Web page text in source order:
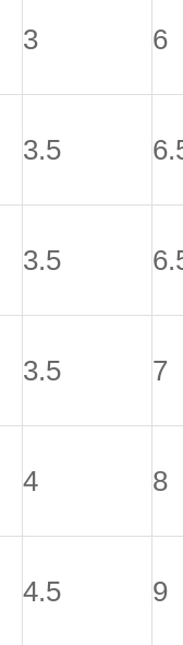
3 6
3.5
3.5
3.5 7
4 8
4.5 9